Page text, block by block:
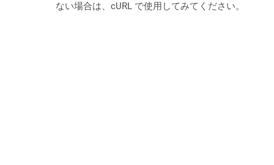
ない場合は、cURL で使用してみてください。